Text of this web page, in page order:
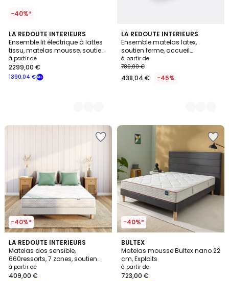
-40%*
LA REDOUTE INTERIEURS
Ensemble lit électrique à lattes
tissu, matelas mousse, soutien
ferme et pieds
à partir de
1390,04 €
2299,00 €
3
Couleurs
LA REDOUTE INTERIEURS
Ensemble matelas latex,
soutien ferme, accueil
enveloppant et sommier
à partir de
789,00 €
438,04 € -45%
4
Couleurs
-40%*
LA REDOUTE INTERIEURS
Matelas dos sensible,
660ressorts, 7 zones, soutien
très ferme, accueil moelleux
à partir de
409,00 €
4
/
5
-40%*
BULTEX
Matelas mousse Bultex nano 22
cm, Exploits
à partir de
723,00 €
5
/
5